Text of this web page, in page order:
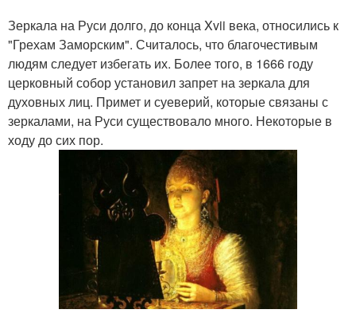
Зеркала на Руси долго, до конца Xvii века, относились к
"Грехам Заморским". Считалось, что благочестивым
людям следует избегать их. Более того, в 1666 году
церковный собор установил запрет на зеркала для
духовных лиц. Примет и суеверий, которые связаны с
зеркалами, на Руси существовало много. Некоторые в
ходу до сих пор.